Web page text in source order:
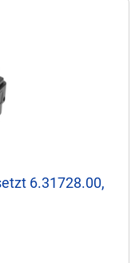
6.31728.00,